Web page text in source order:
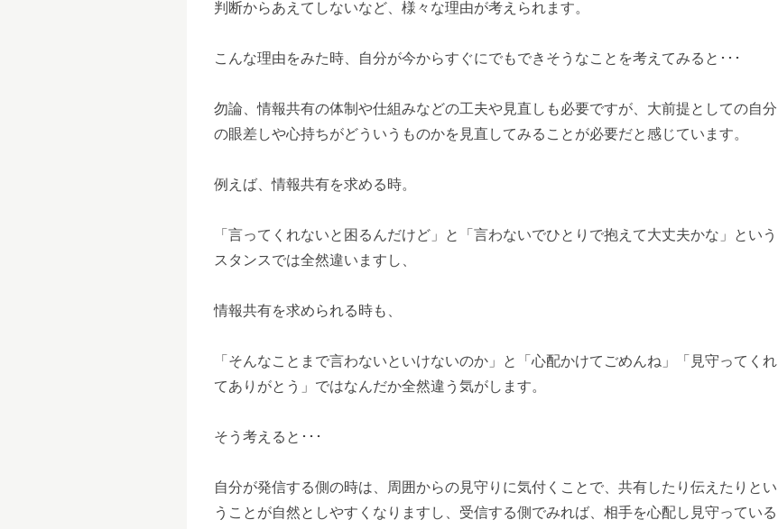
判断からあえてしないなど、様々な理由が考えられます。
こんな理由をみた時、自分が今からすぐにでもできそうなことを考えてみると･･･
勿論、情報共有の体制や仕組みなどの工夫や見直しも必要ですが、大前提としての自分
の眼差しや心持ちがどういうものかを見直してみることが必要だと感じています。
例えば、情報共有を求める時。
「言ってくれないと困るんだけど」と「言わないでひとりで抱えて大丈夫かな」という
スタンスでは全然違いますし、
情報共有を求められる時も、
「そんなことまで言わないといけないのか」と「心配かけてごめんね」「見守ってくれ
てありがとう」ではなんだか全然違う気がします。
そう考えると･･･
自分が発信する側の時は、周囲からの見守りに気付くことで、共有したり伝えたりとい
うことが自然としやすくなりますし、受信する側でみれば、相手を心配し見守っている